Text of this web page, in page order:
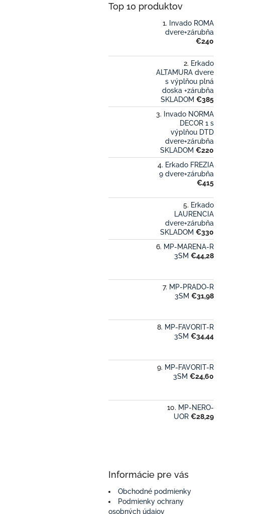
Top 10 produktov
Invado ROMA
dvere+zárubňa
€240
Erkado
ALTAMURA dvere
s výplňou plná
doska +zárubňa
SKLADOM €385
Invado NORMA
DECOR 1 s
výplňou DTD
dvere+zárubňa
SKLADOM €220
Erkado FREZIA
9 dvere+zárubňa
€415
Erkado
LAURENCIA
dvere+zárubňa
SKLADOM €330
MP-MARENA-R
3SM €44,28
MP-PRADO-R
3SM €31,98
MP-FAVORIT-R
3SM €34,44
MP-FAVORIT-R
3SM €24,60
MP-NERO-
UOR €28,29
Informácie pre vás
Obchodné podmienky
Podmienky ochrany
osobných údajov